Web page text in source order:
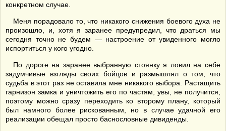
конкретном случае.
Меня порадовало то, что никакого снижения боевого духа не
произошло, и, хотя я заранее предупредил, что драться мы
сегодня точно не будем — настроение от увиденного могло
испортиться у кого угодно.
По дороге на заранее выбранную стоянку я ловил на себе
задумчивые взгляды своих бойцов и размышлял о том, что
судьба в этот раз не оставила мне никакого выбора. Растащить
гарнизон замка и уничтожить его по частям, увы, не получится,
поэтому можно сразу переходить ко второму плану, который
был намного более рискованным, но в случае удачной его
реализации обещал просто баснословные дивиденды.